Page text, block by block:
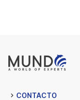
CONTACTO